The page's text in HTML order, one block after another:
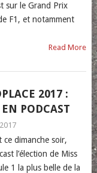
sur le Grand Prix
F1, et notamment
Read More
2017 :
PODCAST
dimanche soir,
l’élection de Miss
1 la plus belle de la